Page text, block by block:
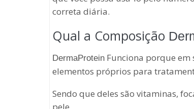
correta diária.
Qual a Composição
DermaProtein Funciona porque
elementos próprios para
Sendo que deles são vitaminas,